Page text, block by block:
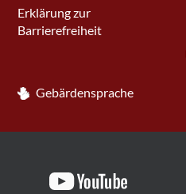
Erklärung zur
Barrierefreiheit
Gebärdensprache